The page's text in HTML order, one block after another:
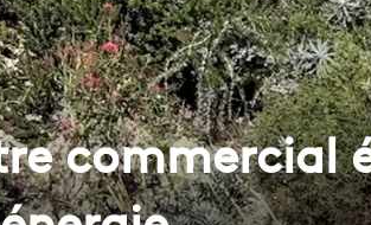
commercial